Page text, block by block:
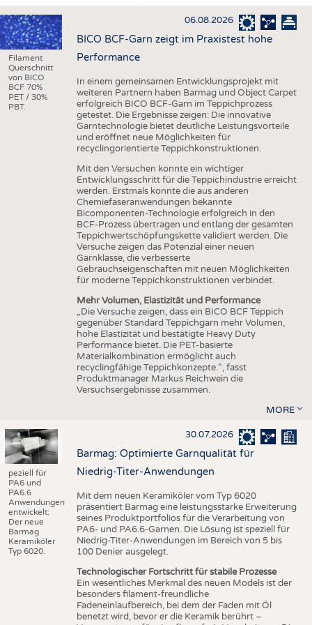
HAUS- UND HEIMTEXTILIEN
BEKLEIDUNG
TESTS
BUSINESS
UNTERNEHMEN
AUSSCHREIBUNGEN
DTV AUSSCHREIBUNGSDIENST
STATISTICS
ADRESSEN & LINKS
PUBLIKATIONEN
BRANCHENTERMINE
Filament
Querschnitt
von BICO
BCF 70%
PET / 30%
PBT.
06.08.2026
BICO BCF-Garn zeigt im Praxistest hohe
Performance
In einem gemeinsamen Entwicklungsprojekt mit
weiteren Partnern haben Barmag und Object Carpet
erfolgreich BICO BCF-Garn im Teppichprozess
getestet. Die Ergebnisse zeigen: Die innovative
Garntechnologie bietet deutliche Leistungsvorteile
und eröffnet neue Möglichkeiten für
recyclingorientierte Teppichkonstruktionen.
Mit den Versuchen konnte ein wichtiger
Entwicklungsschritt für die Teppichindustrie erreicht
werden. Erstmals konnte die aus anderen
Chemiefaseranwendungen bekannte
Bicomponenten-Technologie erfolgreich in den
BCF-Prozess übertragen und entlang der gesamten
Teppichwertschöpfungskette validiert werden. Die
Versuche zeigen das Potenzial einer neuen
Garnklasse, die verbesserte
Gebrauchseigenschaften mit neuen Möglichkeiten
für moderne Teppichkonstruktionen verbindet.
Mehr Volumen, Elastizität und Performance
„Die Versuche zeigen, dass ein BICO BCF Teppich
gegenüber Standard Teppichgarn mehr Volumen,
hohe Elastizität und bestätigte Heavy Duty
Performance bietet. Die PET-basierte
Materialkombination ermöglicht auch
recyclingfähige Teppichkonzepte.“, fasst
Produktmanager Markus Reichwein die
Versuchsergebnisse zusammen.
MORE
peziell für
PA6 und
PA6.6
Anwendungen
entwickelt:
Der neue
Barmag
Keramiköler
Typ 6020.
30.07.2026
Barmag: Optimierte Garnqualität für
Niedrig-Titer-Anwendungen
Mit dem neuen Keramiköler vom Typ 6020
präsentiert Barmag eine leistungsstarke Erweiterung
seines Produktportfolios für die Verarbeitung von
PA6- und PA6.6-Garnen. Die Lösung ist speziell für
Niedrig-Titer-Anwendungen im Bereich von 5 bis
100 Denier ausgelegt.
Technologischer Fortschritt für stabile Prozesse
Ein wesentliches Merkmal des neuen Models ist der
besonders filament-freundliche
Fadeneinlaufbereich, bei dem der Faden mit Öl
benetzt wird, bevor er die Keramik berührt –